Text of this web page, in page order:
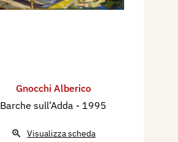
Gnocchi Alberico
Barche sull’Adda - 1995
Visualizza scheda